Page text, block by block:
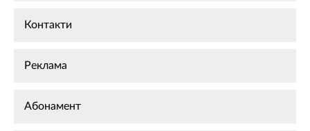
Контакти
Реклама
Абонамент